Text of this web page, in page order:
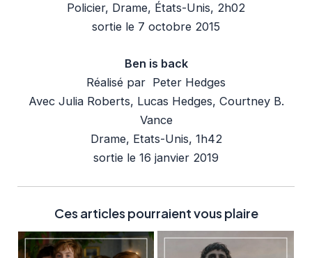
Policier, Drame, États-Unis, 2h02
sortie le 7 octobre 2015
Ben is back
Réalisé par Peter Hedges
Avec Julia Roberts, Lucas Hedges, Courtney B.
Vance
Drame, Etats-Unis, 1h42
sortie le 16 janvier 2019
Ces articles pourraient vous plaire